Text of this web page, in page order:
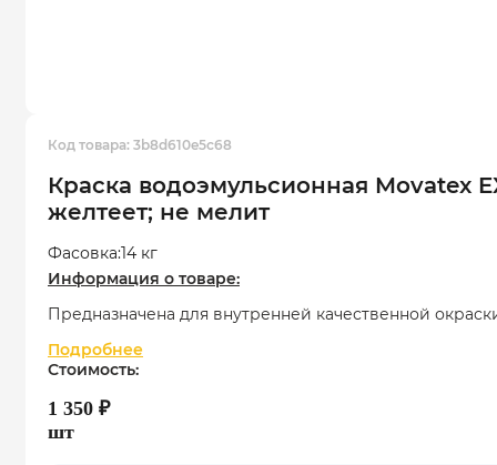
Код товара: 3b8d610e5c68
Краска водоэмульсионная Movatex
желтеет; не мелит
Фасовка:14 кг
Информация о товаре:
Предназначена для внутренней качественной
Подробнее
Стоимость:
1 350 ₽
шт